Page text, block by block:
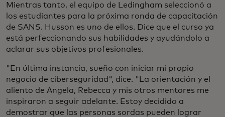
Mientras tanto, el equipo de Ledingham seleccionó a
los estudiantes para la próxima ronda de capacitación
de SANS. Husson es uno de ellos. Dice que el curso ya
está perfeccionando sus habilidades y ayudándolo a
aclarar sus objetivos profesionales.
"En última instancia, sueño con iniciar mi propio
negocio de ciberseguridad", dice. "La orientación y el
aliento de Angela, Rebecca y mis otros mentores me
inspiraron a seguir adelante. Estoy decidido a
demostrar que las personas sordas pueden lograr